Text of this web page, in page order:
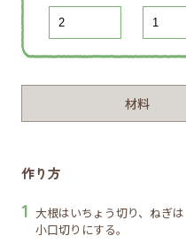
材料
作り方
大根はいちょう切り、ねぎは
小口切りにする。